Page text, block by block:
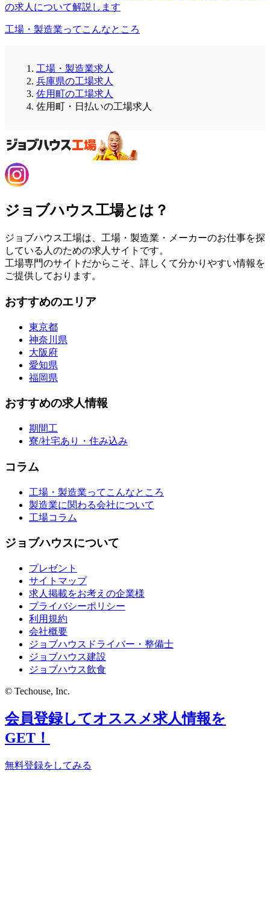
の求人について解説します
工場・製造業ってこんなところ
工場・製造業求人
兵庫県の工場求人
佐用町の工場求人
佐用町・日払いの工場求人
ジョブハウス工場とは？
ジョブハウス工場は、工場・製造業・メーカーのお仕事を探
している人のための求人サイトです。
工場専門のサイトだからこそ、詳しくて分かりやすい情報を
ご提供しております。
おすすめのエリア
東京都
神奈川県
大阪府
愛知県
福岡県
おすすめの求人情報
期間工
寮/社宅あり・住み込み
コラム
工場・製造業ってこんなところ
製造業に関わる会社について
工場コラム
ジョブハウスについて
プレゼント
サイトマップ
求人掲載をお考えの企業様
プライバシーポリシー
利用規約
会社概要
ジョブハウスドライバー・整備士
ジョブハウス建設
ジョブハウス飲食
© Techouse, Inc.
会員登録してオススメ求人情報を
GET！
無料登録をしてみる